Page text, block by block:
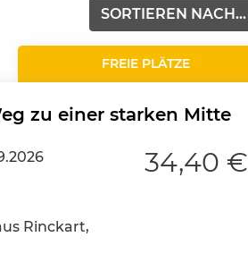
SORTIEREN NACH...
FREIE PLÄTZE
zu einer starken Mitte
Rinckart,
34,40 €